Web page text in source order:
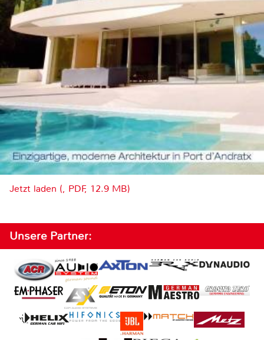
Jetzt laden (, PDF, 12.9 MB)
Unsere Partner: